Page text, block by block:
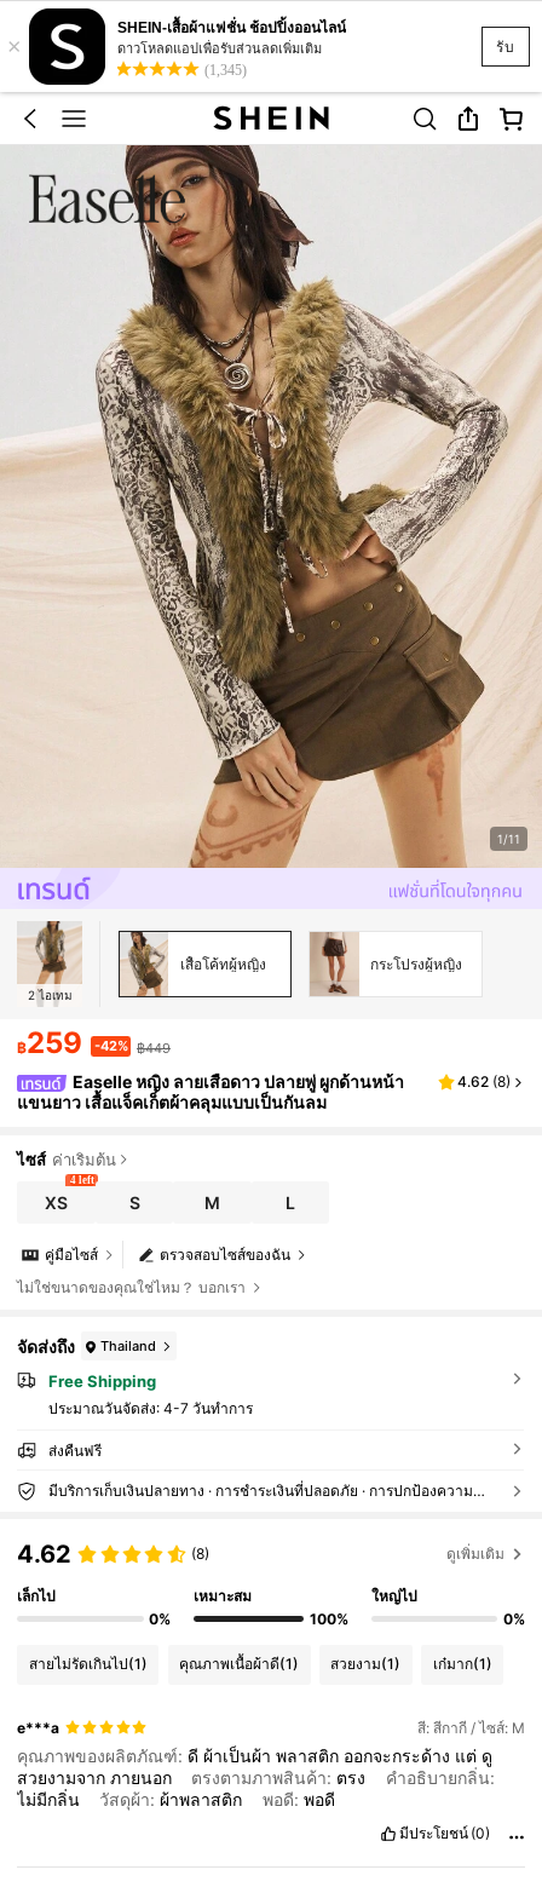
รับ
×
SHEIN-เสื้อผ้าแฟชั่น ช้อปปิ้งออนไลน์
ดาวโหลดแอปเพื่อรับส่วนลดเพิ่มเติม
(1,345)
1/11
2 ไอเทม
เสื้อโค้ทผู้หญิง กระโปรงผู้หญิง
฿259 -42% ฿449
Easelle หญิง ลายเสือดาว ปลายพู่ ผูกด้านหน้า
แขนยาว เสื้อแจ็คเก็ตผ้าคลุมแบบเป็นกันลม
4.62 (8)
ไซส์ ค่าเริ่มต้น
XS
4 left
S M L
ตรวจสอบไซส์ของฉัน
คู่มือไซส์
ไม่ใช่ขนาดของคุณใช่ไหม？ บอกเรา
จัดส่งถึง Thailand
Free Shipping
ประมาณวันจัดส่ง: 4-7 วันทำการ
ส่งคืนฟรี
มีบริการเก็บเงินปลายทาง · การชำระเงินที่ปลอดภัย · การปกป้องความเป็นส่วนตัว
4.62 (8) ดูเพิ่มเติม
เล็กไป
0%
เหมาะสม
100%
ใหญ่ไป
0%
สายไม่รัดเกินไป(1) คุณภาพเนื้อผ้าดี(1) สวยงาม(1) เก๋มาก(1)
e***a สี: สีกากี / ไซส์: M
คุณภาพของผลิตภัณฑ์: ดี ผ้าเป็นผ้าพลาสติก ออกจะกระด้าง แต่ ดู
สวยงามจากภายนอก ตรงตามภาพสินค้า: ตรง
คำอธิบายกลิ่น:
ไม่มีกลิ่น
วัสดุผ้า: ผ้าพลาสติก พอดี: พอดี
มีประโยชน์ (0)